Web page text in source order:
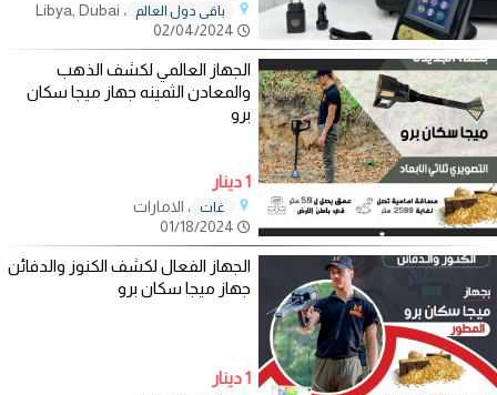
باقي دول العالم
، Libya, Dubai
الجهاز العالمي لكشف الذهب
والمعادن الثمينه جهاز ميجا سكان
برو
1 دينار
غات ، الامارات
الجهاز الفعال لكشف الكنوز والدفائن
جهاز ميجا سكان برو
1 دينار